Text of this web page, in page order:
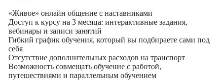
«Живое» онлайн общение с наставниками
Доступ к курсу на 3 месяца: интерактивные задания,
вебинары и записи занятий
Гибкий график обучения, который вы подбираете сами под
себя
Отсутствие дополнительных расходов на транспорт
Возможность совмещать обучение с работой,
путешествиями и параллельным обучением